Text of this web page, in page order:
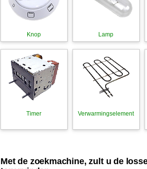
Knop Lamp
Timer Verwarmingselement
Met de zoekmachine, zult u de